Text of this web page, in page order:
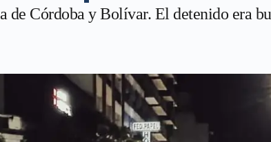
de Córdoba y Bolívar. El detenido era